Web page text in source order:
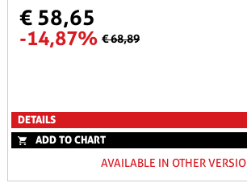
€ 58,65
-14,87% € 68,89
DETAILS
ADD TO CHART
AVAILABLE IN OTHER